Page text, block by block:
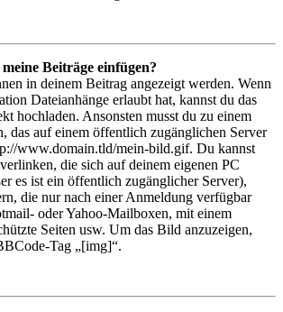
Beiträge einfügen?
in deinem Beitrag angezeigt werden. Wenn
Dateianhänge erlaubt hat, kannst du das
hochladen. Ansonsten musst du zu einem
das auf einem öffentlich zugänglichen Server
www.domain.tld/mein-bild.gif. Du kannst
die sich auf deinem eigenen PC
es ist ein öffentlich zugänglicher Server),
die nur nach einer Anmeldung verfügbar
oder Yahoo-Mailboxen, mit einem
Seiten usw. Um das Bild anzuzeigen,
Tag „[img]“.